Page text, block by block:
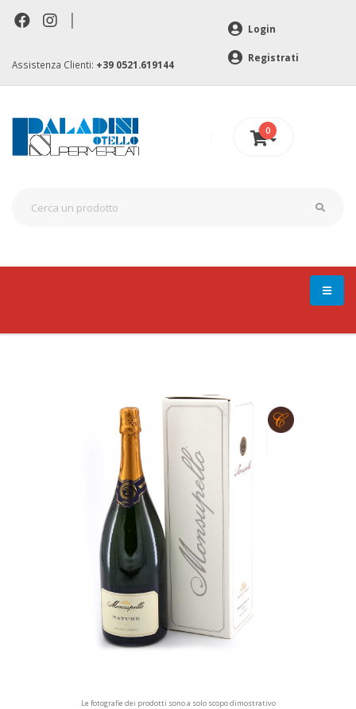
|
Assistenza Clienti: +39 0521.619144
Login
Registrati
0
Le fotografie dei prodotti sono a solo scopo dimostrativo